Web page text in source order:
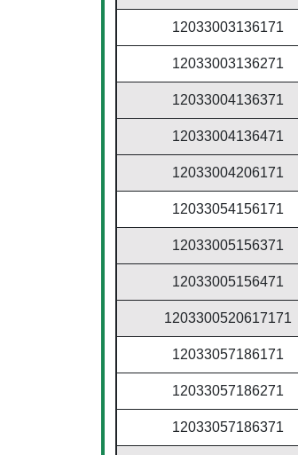
12033003136171
12033003136271
12033004136371
12033004136471
12033004206171
12033054156171
12033005156371
12033005156471
1203300520617171
12033057186171
12033057186271
12033057186371